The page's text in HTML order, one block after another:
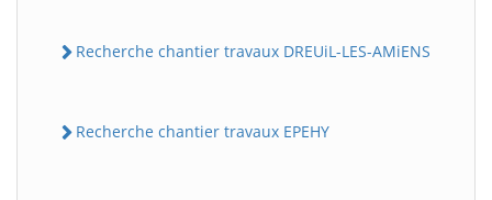
Recherche chantier travaux DREUiL-LES-AMiENS
Recherche chantier travaux EPEHY